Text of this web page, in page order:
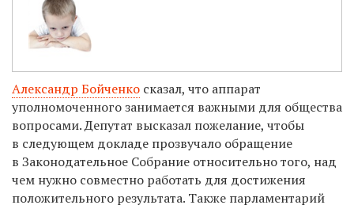
Александр Бойченко сказал, что аппарат
уполномоченного занимается важными для общества
вопросами. Депутат высказал пожелание, чтобы
в следующем докладе прозвучало обращение
в Законодательное Собрание относительно того, над
чем нужно совместно работать для достижения
положительного результата. Также парламентарий